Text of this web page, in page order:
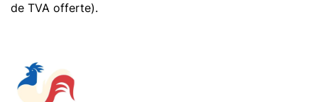
de TVA offerte).